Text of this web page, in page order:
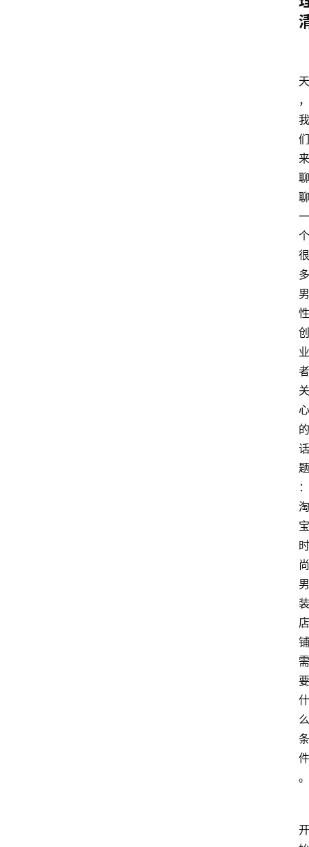
天
，
我
们
来
聊
聊
一
个
很
多
男
性
创
业
者
关
心
的
话
题
：
淘
宝
时
尚
男
装
店
铺
需
要
什
么
条
件
。
开